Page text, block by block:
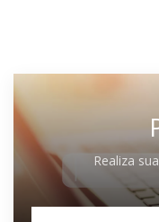
Realiza